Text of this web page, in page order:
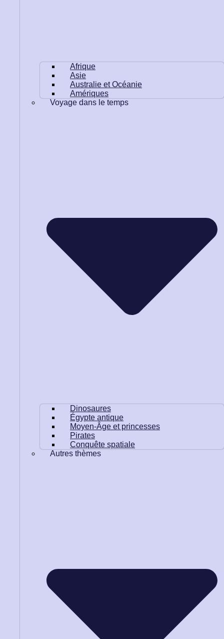
Afrique
Asie
Australie et Océanie
Amériques
Voyage dans le temps
Dinosaures
Égypte antique
Moyen-Âge et princesses
Pirates
Conquête spatiale
Autres thèmes